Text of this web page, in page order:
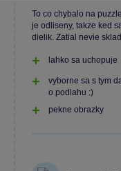
To co chybalo na
je odliseny, takze ked
dielik. Zatial nevie
lahko sa uchopuje
vyborne sa s tym
o podlahu :)
pekne obrazky